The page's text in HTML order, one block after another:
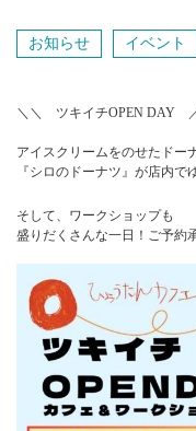
ショップ情報
お知らせ イベント
＼＼ ツキイチOPEN DAY
アイスクリームをのせたドー
『シロのドーナツ』が店内で
そして、ワークショップも
盛りだくさんな一日！ご予約